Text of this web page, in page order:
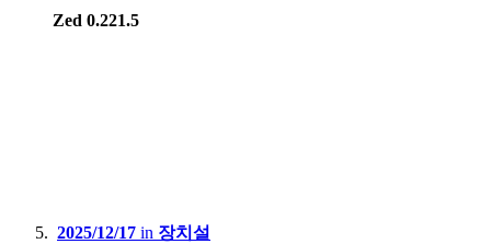
Zed 0.221.5
2025/12/17 in 장치설